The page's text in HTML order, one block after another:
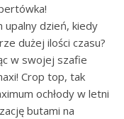
upalny dzień, kiedy
dużej ilości czasu?
w swojej szafie
Crop top, tak
ochłody w letni
butami na